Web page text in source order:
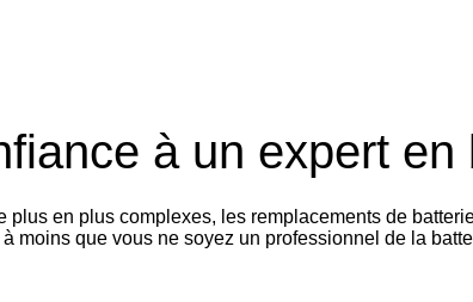
à un expert
plus en plus complexes, les remplacements de
moins que vous ne soyez un professionnel de la